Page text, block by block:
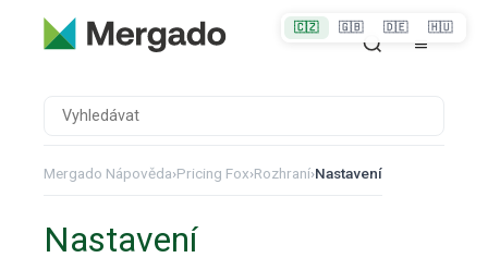
Mergado Nápověda›Pricing Fox›Rozhraní›Nastavení
Nastavení
🇨🇿 🇬🇧 🇩🇪 🇭🇺